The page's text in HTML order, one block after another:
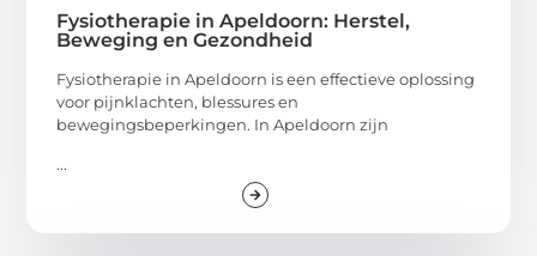
Fysiotherapie in Apeldoorn: Herstel,
Beweging en Gezondheid
Fysiotherapie in Apeldoorn is een effectieve oplossing
voor pijnklachten, blessures en
bewegingsbeperkingen. In Apeldoorn zijn
...